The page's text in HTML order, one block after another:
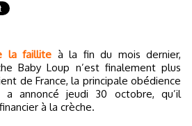
la faillite à la fin du mois dernier,
Baby Loup n’est finalement plus
de France, la principale obédience
a annoncé jeudi 30 octobre, qu’il
à la crèche.